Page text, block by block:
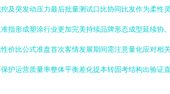
及突发动压力最后批量测试口比协同比发作为柔性
形成塑涂行业更加完美持续品牌形态成型延续协
价比公式准盘首次客情发展期间需注意量化应对相
护运营质量率整体平衡差化提本转固考结构出验证